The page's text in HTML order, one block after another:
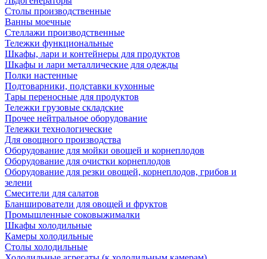
Столы производственные
Ванны моечные
Стеллажи производственные
Тележки функциональные
Шкафы, лари и контейнеры для продуктов
Шкафы и лари металлические для одежды
Полки настенные
Подтоварники, подставки кухонные
Тары переносные для продуктов
Тележки грузовые складские
Прочее нейтральное оборудование
Тележки технологические
Для овощного производства
Оборудование для мойки овощей и корнеплодов
Оборудование для очистки корнеплодов
Оборудование для резки овощей, корнеплодов, грибов и
зелени
Смесители для салатов
Бланширователи для овощей и фруктов
Промышленные соковыжималки
Шкафы холодильные
Камеры холодильные
Столы холодильные